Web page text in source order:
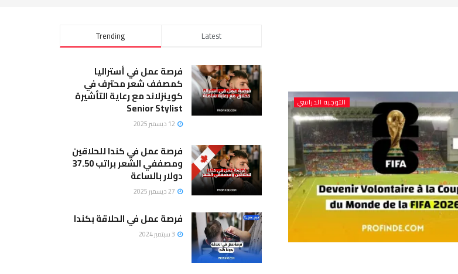
التوجبه الدراسي
Trending Latest
فرصة عمل في أستراليا
كمصفف شعر محترف في
كوينزلاند مع رعاية التأشيرة
Senior Stylist
فرصة عمل في كندا للحلاقين
ومصففي الشعر براتب 37.50
دولار بالساعة
فرصة عمل في الحلاقة بكندا